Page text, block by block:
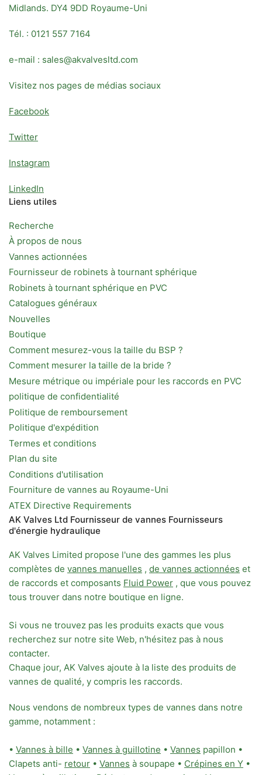
Midlands. DY4 9DD Royaume-Uni
Tél. : 0121 557 7164
e-mail : sales@akvalvesltd.com
Visitez nos pages de médias sociaux
Facebook
Twitter
Instagram
LinkedIn
Liens utiles
Recherche
À propos de nous
Vannes actionnées
Fournisseur de robinets à tournant sphérique
Robinets à tournant sphérique en PVC
Catalogues généraux
Nouvelles
Boutique
Comment mesurez-vous la taille du BSP ?
Comment mesurer la taille de la bride ?
Mesure métrique ou impériale pour les raccords en PVC
politique de confidentialité
Politique de remboursement
Politique d'expédition
Termes et conditions
Plan du site
Conditions d'utilisation
Fourniture de vannes au Royaume-Uni
ATEX Directive Requirements
AK Valves Ltd Fournisseur de vannes Fournisseurs
d'énergie hydraulique
AK Valves Limited propose l'une des gammes les plus
complètes de vannes manuelles , de vannes actionnées et
de raccords et composants Fluid Power , que vous pouvez
tous trouver dans notre boutique en ligne.
Si vous ne trouvez pas les produits exacts que vous
recherchez sur notre site Web, n'hésitez pas à nous
contacter.
Chaque jour, AK Valves ajoute à la liste des produits de
vannes de qualité, y compris les raccords.
Nous vendons de nombreux types de vannes dans notre
gamme, notamment :
• Vannes à bille • Vannes à guillotine • Vannes papillon •
Clapets anti- retour • Vannes à soupape • Crépines en Y •